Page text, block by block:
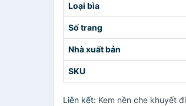
Loại bìa
Số trang
Nhà xuất bản
SKU
Liên kết: Kem nền che khuyết